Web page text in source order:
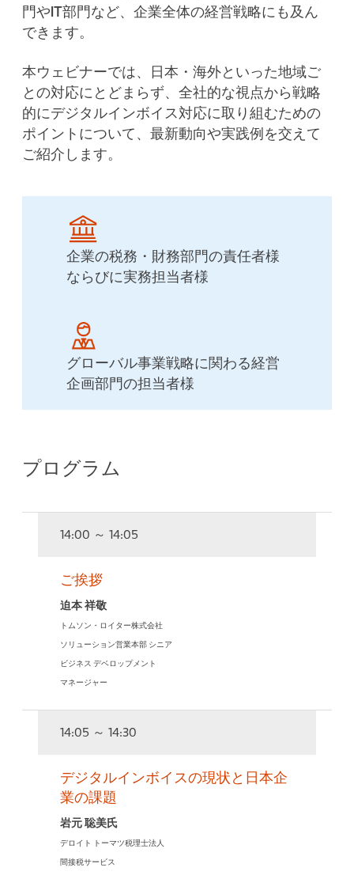
門やIT部門など、企業全体の経営戦略にも及ん
できます。
本ウェビナーでは、日本・海外といった地域ご
との対応にとどまらず、全社的な視点から戦略
的にデジタルインボイス対応に取り組むための
ポイントについて、最新動向や実践例を交えて
ご紹介します。
企業の税務・財務部門の責任者様
ならびに実務担当者様
グローバル事業戦略に関わる経営
企画部門の担当者様
プログラム
14:00 ～ 14:05
ご挨拶
迫本 祥敬
トムソン・ロイター株式会社
ソリューション営業本部 シニア
ビジネス デベロップメント
マネージャー
14:05 ～ 14:30
デジタルインボイスの現状と日本企
業の課題
岩元 聡美氏
デロイト トーマツ税理士法人
間接税サービス